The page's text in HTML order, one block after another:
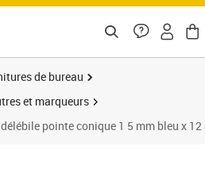
de bureau
et marqueurs
pointe conique 1 5 mm bleu x